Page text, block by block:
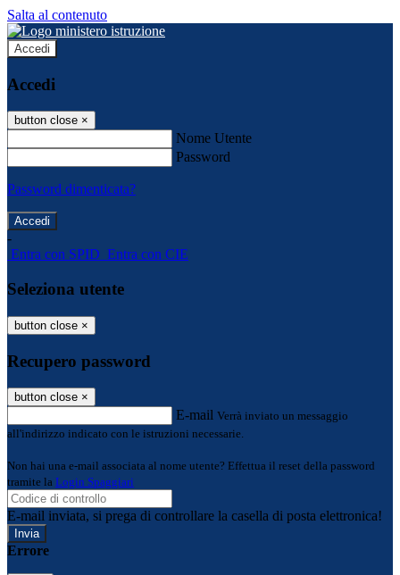
Salta al contenuto
Accedi
Accedi
button close ×
Nome Utente
Password
Password dimenticata?
-
Entra con SPID Entra con CIE
Seleziona utente
button close ×
Recupero password
button close ×
E-mail Verrà inviato un messaggio
all'indirizzo indicato con le istruzioni necessarie.
Non hai una e-mail associata al nome utente? Effettua il reset della password
tramite la Login Spaggiari
E-mail inviata, si prega di controllare la casella di posta elettronica!
Errore